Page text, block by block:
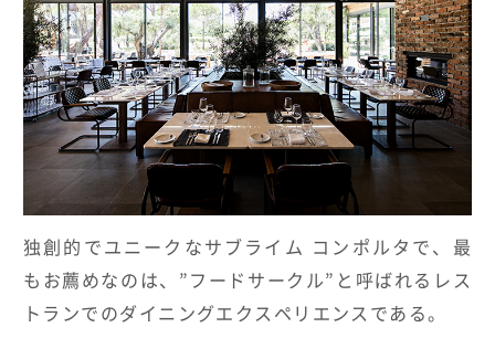
独創的でユニークなサブライム コンポルタで、最
もお薦めなのは、”フードサークル”と呼ばれるレス
トランでのダイニングエクスペリエンスである。